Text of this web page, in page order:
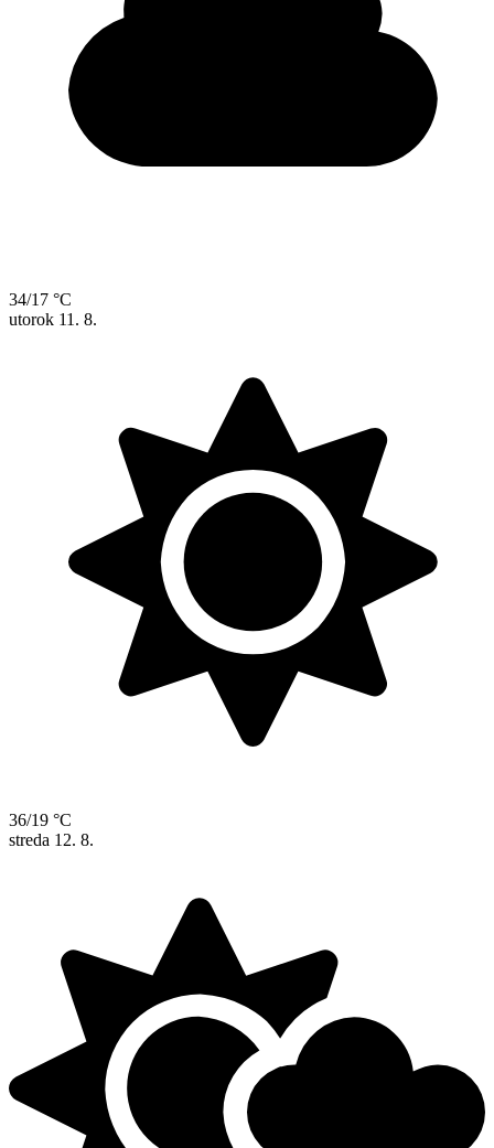
34/17 °C
utorok 11. 8.
36/19 °C
streda 12. 8.